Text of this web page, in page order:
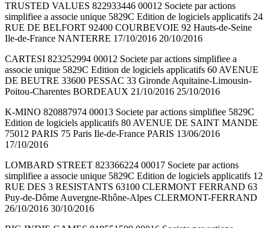
TRUSTED VALUES 822933446 00012 Societe par actions
simplifiee a associe unique 5829C Edition de logiciels applicatifs 24
RUE DE BELFORT 92400 COURBEVOIE 92 Hauts-de-Seine
Ile-de-France NANTERRE 17/10/2016 20/10/2016
CARTESI 823252994 00012 Societe par actions simplifiee a
associe unique 5829C Edition de logiciels applicatifs 60 AVENUE
DE BEUTRE 33600 PESSAC 33 Gironde Aquitaine-Limousin-
Poitou-Charentes BORDEAUX 21/10/2016 25/10/2016
K-MINO 820887974 00013 Societe par actions simplifiee 5829C
Edition de logiciels applicatifs 80 AVENUE DE SAINT MANDE
75012 PARIS 75 Paris Ile-de-France PARIS 13/06/2016
17/10/2016
LOMBARD STREET 823366224 00017 Societe par actions
simplifiee a associe unique 5829C Edition de logiciels applicatifs 12
RUE DES 3 RESISTANTS 63100 CLERMONT FERRAND 63
Puy-de-Dôme Auvergne-Rhône-Alpes CLERMONT-FERRAND
26/10/2016 30/10/2016